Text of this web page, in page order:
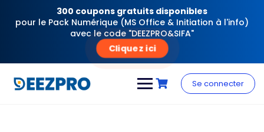
300 coupons gratuits disponibles
pour le Pack Numérique (MS Office & Initiation à l'info)
avec le code "DEEZPRO&SIFA"
Cliquez ici
content
Se connecter